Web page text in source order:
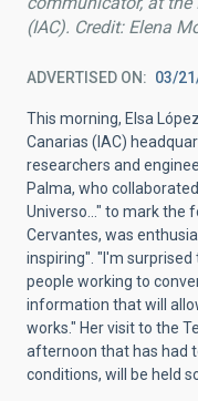
(IAC). Credit: Elena
ADVERTISED ON 03/
This morning, Elsa
Canarias (IAC)
researchers and
Palma, who
Universo..." to mark
Cervantes, was
inspiring". "I'm
people working to
information that will
works." Her visit to the
afternoon that has had
conditions, will be held